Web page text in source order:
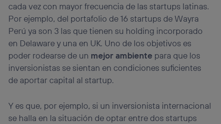
cada vez con mayor frecuencia de las startups latinas.
Por ejemplo, del portafolio de 16 startups de Wayra
Perú ya son 3 las que tienen su holding incorporado
en Delaware y una en UK. Uno de los objetivos es
poder rodearse de un mejor ambiente para que los
inversionistas se sientan en condiciones suficientes
de aportar capital al startup.
Y es que, por ejemplo, si un inversionista internacional
se halla en la situación de optar entre dos startups